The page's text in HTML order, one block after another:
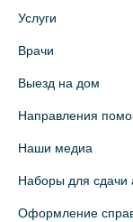
+7 (812) 660-73-69
+7 (812) 660-73-69
На карте
Услуги
Врачи
Выезд на дом
Направления
Наши медиа
Наборы для сдачи
Оформление